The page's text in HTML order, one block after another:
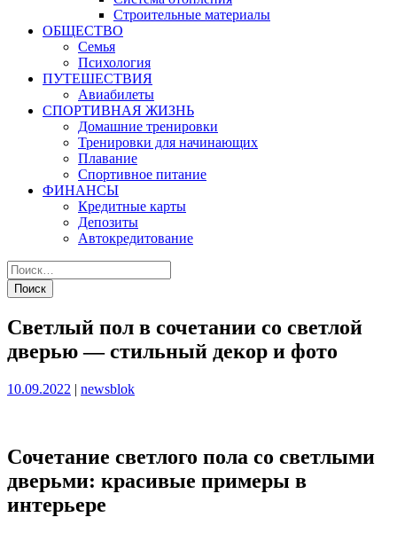
Строительные материалы
ОБЩЕСТВО
Семья
Психология
ПУТЕШЕСТВИЯ
Авиабилеты
СПОРТИВНАЯ ЖИЗНЬ
Домашние тренировки
Тренировки для начинающих
Плавание
Спортивное питание
ФИНАНСЫ
Кредитные карты
Депозиты
Автокредитование
Светлый пол в сочетании со светлой
дверью — стильный декор и фото
Опубликовано
10.09.2022 | Опубликовано
newsblok
Сочетание светлого пола со светлыми
дверьми: красивые примеры в
интерьере